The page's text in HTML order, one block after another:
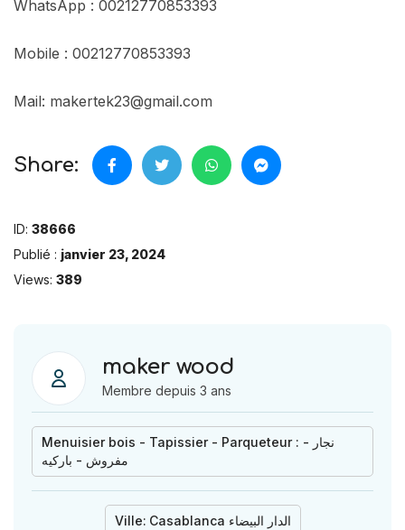
WhatsApp : 00212770853393
Mobile : 00212770853393
Mail: makertek23@gmail.com
Share:
ID: 38666
Publié : janvier 23, 2024
Views: 389
maker wood
Membre depuis 3 ans
Menuisier bois - Tapissier - Parqueteur : نجار -
مفروش - باركيه
Ville: Casablanca الدار البيضاء